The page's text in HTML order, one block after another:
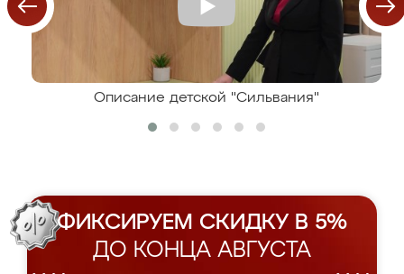
Описание детской "Сильвания"
ФИКСИРУЕМ СКИДКУ В 5%
ДО КОНЦА АВГУСТА